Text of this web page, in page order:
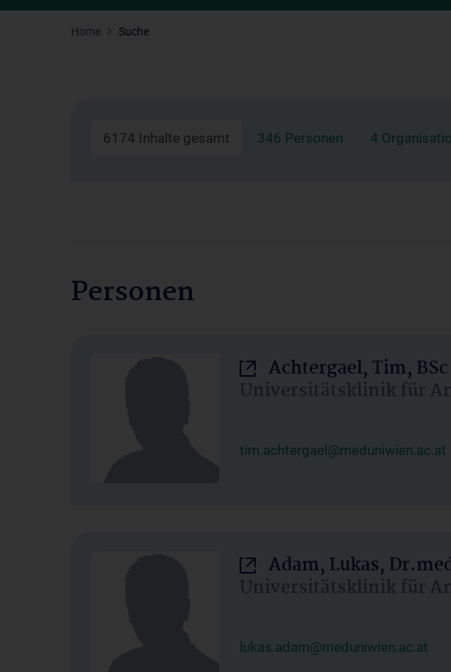
Home Suche
6174 Inhalte gesamt 346 Personen 4
Personen
Achtergael, Tim, BSc
Universitätsklinik für
tim.achtergael@meduniwien.ac.at
Adam, Lukas,
Universitätsklinik für
lukas.adam@meduniwien.ac.at